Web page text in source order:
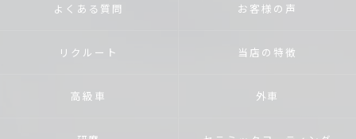
よくある質問 お客様の声
リクルート 当店の特徴
高級車 外車